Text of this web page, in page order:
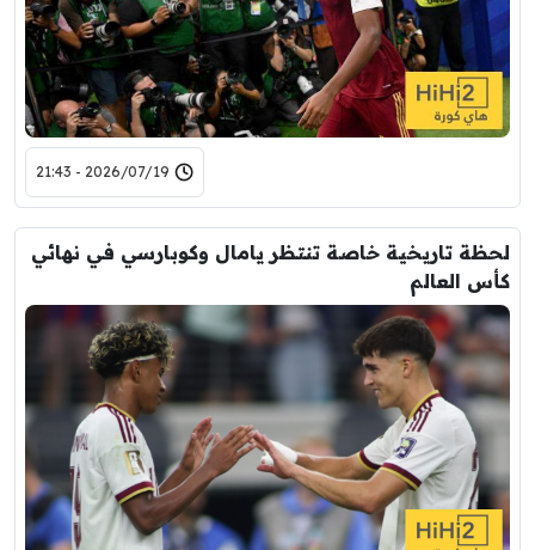
2026/07/19 - 21:43
لحظة تاريخية خاصة تنتظر يامال وكوبارسي في نهائي
كأس العالم